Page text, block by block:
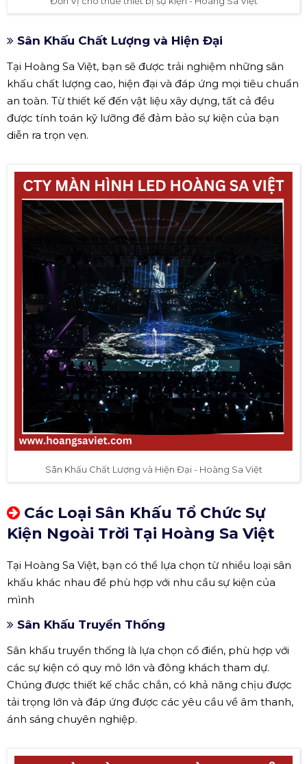
Sân Khấu Chất Lượng và Hiện Đại
Tại Hoàng Sa Việt, bạn sẽ được trải nghiệm những sân
khấu chất lượng cao, hiện đại và đáp ứng mọi tiêu chuẩn
an toàn. Từ thiết kế đến vật liệu xây dựng, tất cả đều
được tính toán kỹ lưỡng để đảm bảo sự kiện của bạn
diễn ra trọn vẹn.
Sân Khấu Chất Lượng và Hiện Đại - Hoàng Sa Việt
Các Loại Sân Khấu Tổ Chức Sự
Kiện Ngoài Trời Tại Hoàng Sa Việt
Tại Hoàng Sa Việt, bạn có thể lựa chọn từ nhiều loại sân
khấu khác nhau để phù hợp với nhu cầu sự kiện của
mình
Sân Khấu Truyền Thống
Sân khấu truyền thống là lựa chọn cổ điển, phù hợp với
các sự kiện có quy mô lớn và đông khách tham dự.
Chúng được thiết kế chắc chắn, có khả năng chịu được
tải trọng lớn và đáp ứng được các yêu cầu về âm thanh,
ánh sáng chuyên nghiệp.